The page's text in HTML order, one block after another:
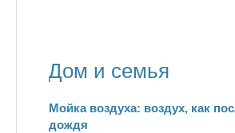
Дом и семья
Мойка воздуха: воздух, как
дождя